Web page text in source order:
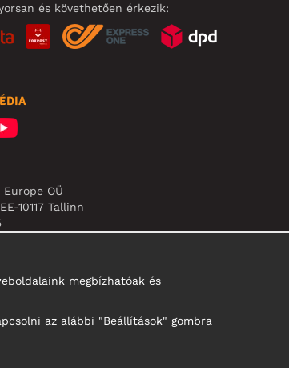
és követhetően érkezik:
OÜ
10117 Tallinn
megbízhatóak és
az alábbi "Beállítások" gombra